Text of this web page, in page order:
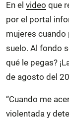
En el video que
por el portal
mujeres cuando
suelo. Al fondo
qué le pegas?
de agosto del
“Cuando me
violentada y